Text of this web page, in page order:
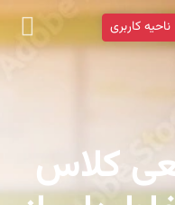
ناحیه کاربری
کلاس